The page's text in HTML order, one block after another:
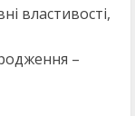
властивості,
–